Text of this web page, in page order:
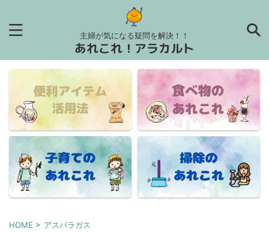
主婦が気になる疑問を解決！！
あれこれ！アラカルト
HOME > アスパラガス